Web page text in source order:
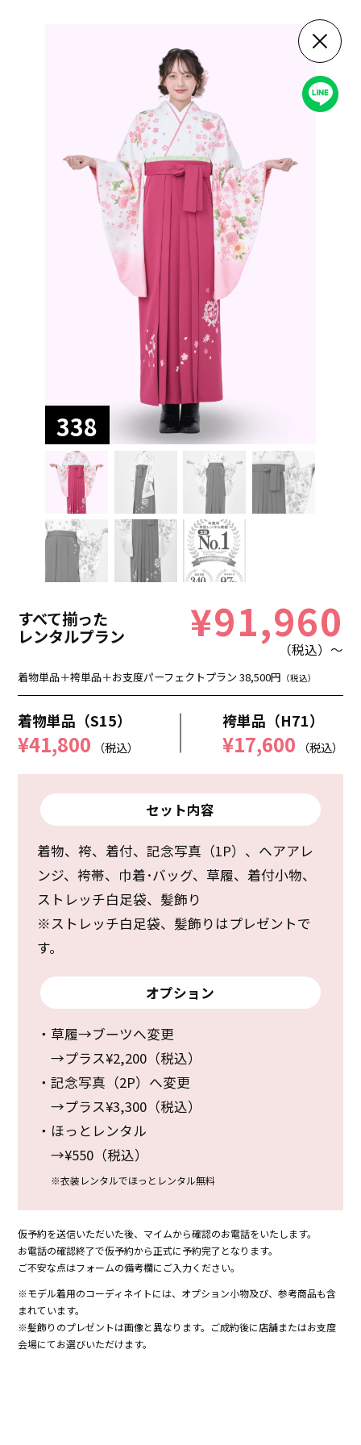
338
すべて揃った
レンタルプラン ¥91,960
（税込）～
着物単品＋袴単品＋お支度パーフェクトプラン 38,500円 （税込）
着物単品（S15）
¥41,800 （税込）
袴単品（H71）
¥17,600 （税込）
セット内容
着物、袴、着付、記念写真（1P）、ヘアアレ
ンジ、袴帯、巾着･バッグ、草履、着付小物、
ストレッチ白足袋、髪飾り
※ストレッチ白足袋、髪飾りはプレゼントで
す。
オプション
・草履→ブーツへ変更
→プラス¥2,200（税込）
・記念写真（2P）へ変更
→プラス¥3,300（税込）
・ほっとレンタル
→¥550（税込）
※衣装レンタルでほっとレンタル無料
仮予約を送信いただいた後、マイムから確認のお電話をいたします。
お電話の確認終了で仮予約から正式に予約完了となります。
ご不安な点はフォームの備考欄にご入力ください。
※モデル着用のコーディネイトには、オプション小物及び、参考商品も含
まれています。
※髪飾りのプレゼントは画像と異なります。ご成約後に店舗またはお支度
会場にてお選びいただけます。